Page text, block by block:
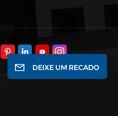
DEIXE UM RECADO